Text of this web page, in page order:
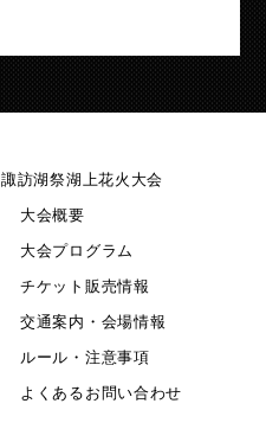
諏訪湖祭湖上花火大会
大会概要
大会プログラム
チケット販売情報
交通案内・会場情報
ルール・注意事項
よくあるお問い合わせ